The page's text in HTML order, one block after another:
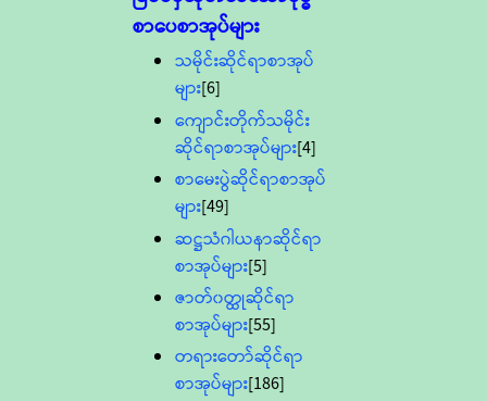
စာပေစာအုပ်များ
သမိုင်းဆိုင်ရာစာအုပ်
များ[6]
ကျောင်းတိုက်သမိုင်း
ဆိုင်ရာစာအုပ်များ[4]
စာမေးပွဲဆိုင်ရာစာအုပ်
များ[49]
ဆဋ္ဌသံဂါယနာဆိုင်ရာ
စာအုပ်များ[5]
ဇာတ်၀တ္ထုဆိုင်ရာ
စာအုပ်များ[55]
တရားတော်ဆိုင်ရာ
စာအုပ်များ[186]